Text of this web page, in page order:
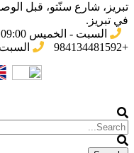
تبریز، شارع سنّتو، قبل
في تبریز.
السبت - الخميس 09:00 - 21:00
+984134481592
السبت -